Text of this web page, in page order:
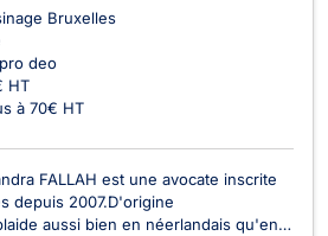
Bruxelles
deo
HT
à 70€ HT
FALLAH est une avocate inscrite
depuis 2007.D'origine
aussi bien en néerlandais qu'en